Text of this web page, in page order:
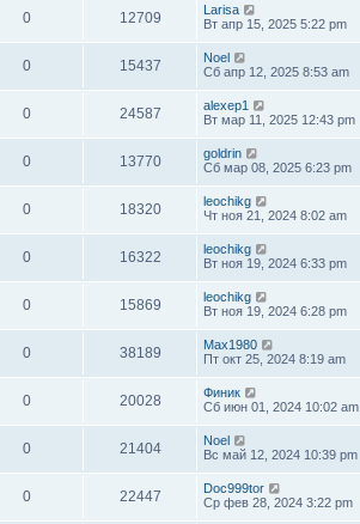
0 12709
Larisa
Вт апр 15, 2025 5:22 pm
0 15437
Noel
Сб апр 12, 2025 8:53 am
0 24587
alexep1
Вт мар 11, 2025 12:43 pm
0 13770
goldrin
Сб мар 08, 2025 6:23 pm
0 18320
leochikg
Чт ноя 21, 2024 8:02 am
0 16322
leochikg
Вт ноя 19, 2024 6:33 pm
0 15869
leochikg
Вт ноя 19, 2024 6:28 pm
0 38189
Max1980
Пт окт 25, 2024 8:19 am
0 20028
Финик
Сб июн 01, 2024 10:02 am
0 21404
Noel
Вс май 12, 2024 10:39 pm
0 22447
Doc999tor
Ср фев 28, 2024 3:22 pm